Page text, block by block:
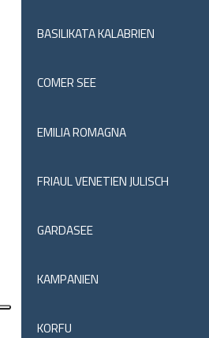
BASILIKATA KALABRIEN
COMER SEE
EMILIA ROMAGNA
FRIAUL VENETIEN JULISCH
GARDASEE
KAMPANIEN
KORFU